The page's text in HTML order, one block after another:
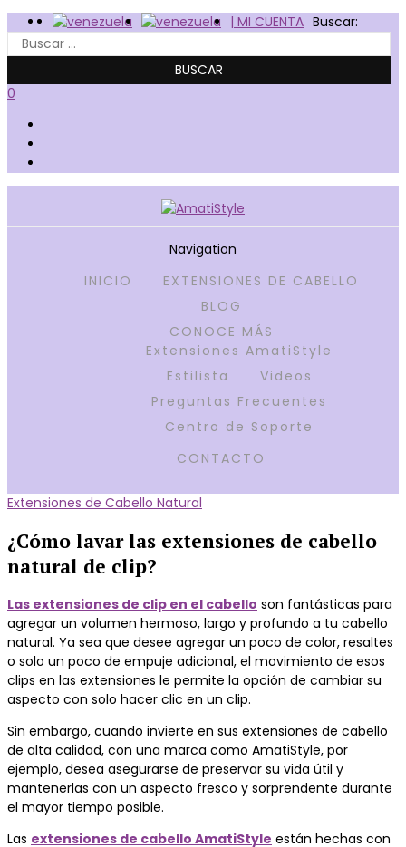
| MI CUENTA Buscar:
0
Amatistyle
Navigation
INICIO
EXTENSIONES DE CABELLO
BLOG
CONOCE MÁS
Extensiones AmatiStyle
Estilista
Videos
Preguntas Frecuentes
Centro de Soporte
CONTACTO
Extensiones de Cabello Natural
¿Cómo lavar las extensiones de cabello
natural de clip?
Las extensiones de clip en el cabello son fantásticas para
agregar un volumen hermoso, largo y profundo a tu cabello
natural. Ya sea que desee agregar un poco de color, resaltes
o solo un poco de empuje adicional, el movimiento de esos
clips en las extensiones le permite la opción de cambiar su
aspecto con solo hacer clic en un clip.
Sin embargo, cuando invierte en sus extensiones de cabello
de alta calidad, con una marca como AmatiStyle, por
ejemplo, desea asegurarse de preservar su vida útil y
mantenerlas con un aspecto fresco y sorprendente durante
el mayor tiempo posible.
Las extensiones de cabello AmatiStyle están hechas con